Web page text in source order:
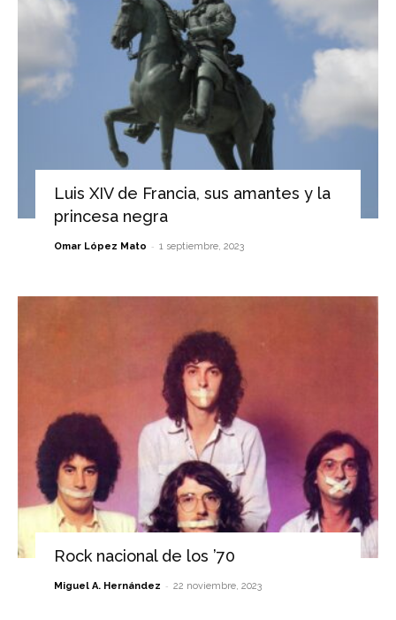
Luis XIV de Francia, sus amantes y la
princesa negra
Omar López Mato - 1 septiembre, 2023
Rock nacional de los ’70
Miguel A. Hernández - 22 noviembre, 2023